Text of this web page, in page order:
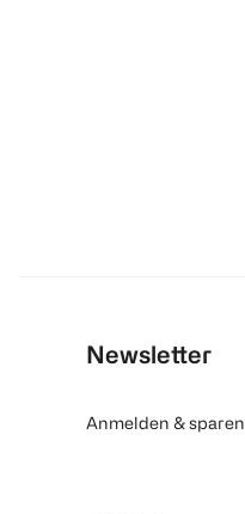
Newsletter
Anmelden & sparen